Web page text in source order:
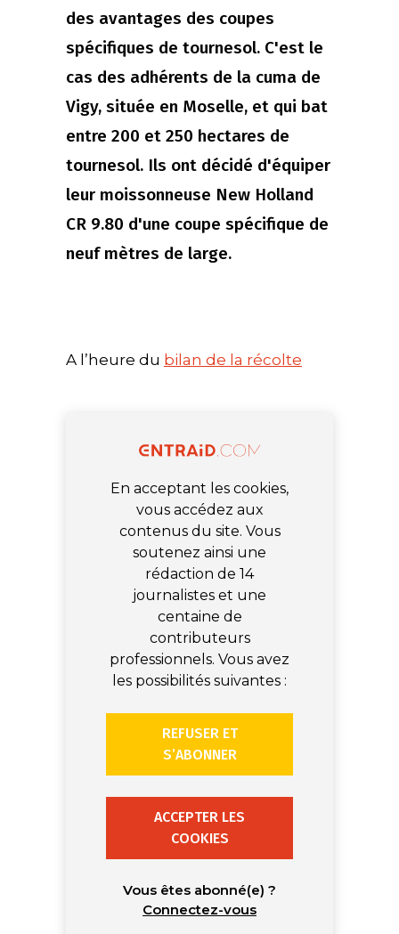
des avantages des coupes
spécifiques de tournesol. C'est le
cas des adhérents de la cuma de
Vigy, située en Moselle, et qui bat
entre 200 et 250 hectares de
tournesol. Ils ont décidé d'équiper
leur moissonneuse New Holland
CR 9.80 d'une coupe spécifique de
neuf mètres de large.
A l’heure du bilan de la récolte
En acceptant les cookies,
vous accédez aux
contenus du site. Vous
soutenez ainsi une
rédaction de 14
journalistes et une
centaine de
contributeurs
professionnels. Vous avez
les possibilités suivantes :
REFUSER ET
S’ABONNER
ACCEPTER LES
COOKIES
Vous êtes abonné(e) ?
Connectez-vous